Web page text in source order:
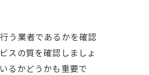
う業者であるかを確認
スの質を確認しましょ
るかどうかも重要で